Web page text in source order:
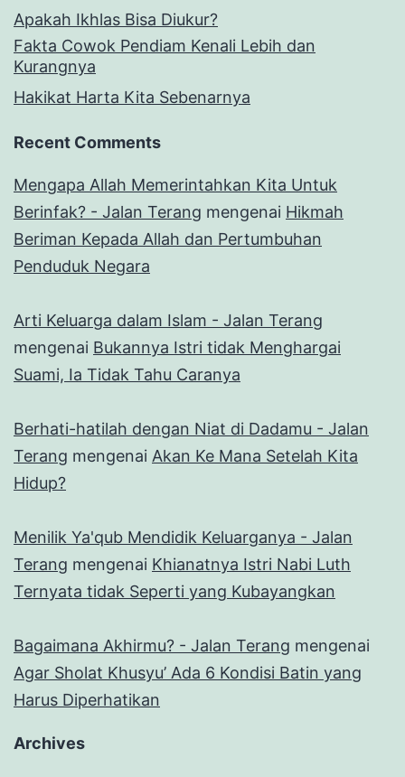
Apakah Ikhlas Bisa Diukur?
Fakta Cowok Pendiam Kenali Lebih dan
Kurangnya
Hakikat Harta Kita Sebenarnya
Recent Comments
Mengapa Allah Memerintahkan Kita Untuk
Berinfak? - Jalan Terang mengenai Hikmah
Beriman Kepada Allah dan Pertumbuhan
Penduduk Negara
Arti Keluarga dalam Islam - Jalan Terang
mengenai Bukannya Istri tidak Menghargai
Suami, Ia Tidak Tahu Caranya
Berhati-hatilah dengan Niat di Dadamu - Jalan
Terang mengenai Akan Ke Mana Setelah Kita
Hidup?
Menilik Ya'qub Mendidik Keluarganya - Jalan
Terang mengenai Khianatnya Istri Nabi Luth
Ternyata tidak Seperti yang Kubayangkan
Bagaimana Akhirmu? - Jalan Terang mengenai
Agar Sholat Khusyu’ Ada 6 Kondisi Batin yang
Harus Diperhatikan
Archives